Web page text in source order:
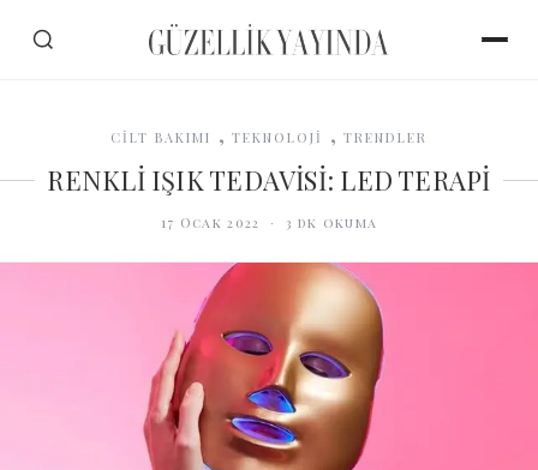
CİLT BAKIMI , TEKNOLOJİ , TRENDLER
RENKLİ IŞIK TEDAVİSİ: LED TERAPİ
17 Ocak 2022 ·3 dk okuma